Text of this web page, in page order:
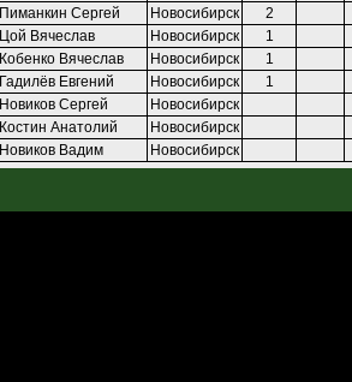
Пиманкин Сергей
Новосибирск
2
Цой Вячеслав
Новосибирск
1
Кобенко Вячеслав
Новосибирск
1
Гадилёв Евгений
Новосибирск
1
Новиков Сергей
Новосибирск
Костин Анатолий
Новосибирск
Новиков Вадим
Новосибирск